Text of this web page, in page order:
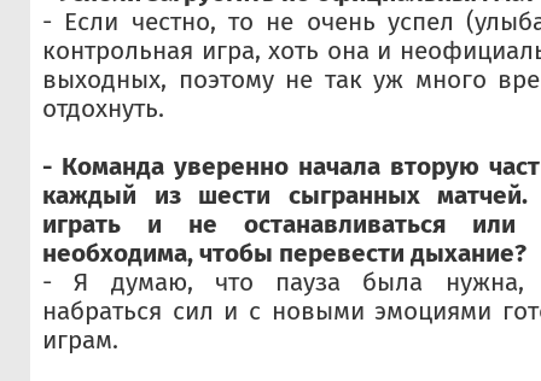
- Если честно, то не очень успел
контрольная игра, хоть она и
выходных, поэтому не так уж много
отдохнуть.
- Команда уверенно начала вторую
каждый из шести сыгранных матчей.
играть и не останавливаться
необходима, чтобы перевести дыхание?
- Я думаю, что пауза была нужна,
набраться сил и с новыми эмоциями
играм.